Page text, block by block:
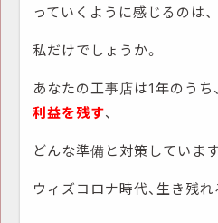
っていくように感じるのは、
私だけでしょうか。
あなたの工事店は1年のうち、
利益を残す、
どんな準備と対策していま
ウィズコロナ時代、生き残